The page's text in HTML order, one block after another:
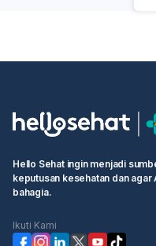
Olahraga Teratur:
sedang
karena dapat
pengobatan dan
dokter atau ahli
Hello Sehat ingin menjadi
keputusan kesehatan dan
bahagia.
Ikuti Kami